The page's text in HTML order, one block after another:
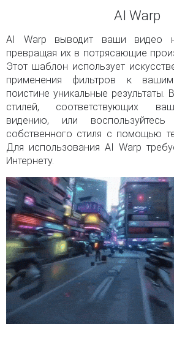
AI Warp
AI Warp выводит ваши видео
превращая их в потрясающие
Этот шаблон использует
применения фильтров к
поистине уникальные результаты.
стилей, соответствующих
видению, или
собственного стиля с помощью
Для использования AI Warp
Интернету.